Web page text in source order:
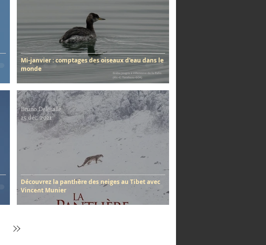
Mi-janvier : comptages des oiseaux d'eau dans le
monde
Découvrez la panthère des neiges au Tibet avec
Vincent Munier
Bruno Delesalle
25 déc. 2021